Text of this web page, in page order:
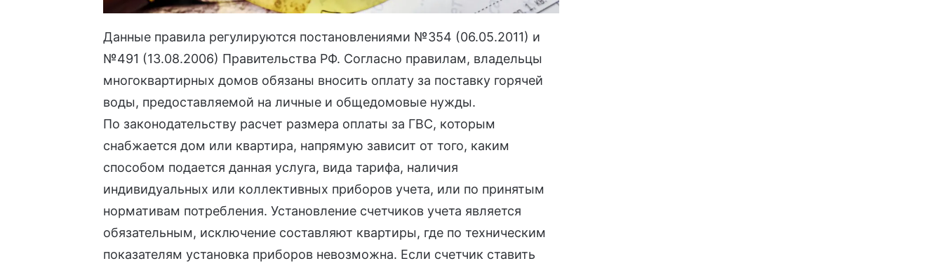
Данные правила регулируются постановлениями №354 (06.05.2011) и
№491 (13.08.2006) Правительства РФ. Согласно правилам, владельцы
многоквартирных домов обязаны вносить оплату за поставку горячей
воды, предоставляемой на личные и общедомовые нужды.
По законодательству расчет размера оплаты за ГВС, которым
снабжается дом или квартира, напрямую зависит от того, каким
способом подается данная услуга, вида тарифа, наличия
индивидуальных или коллективных приборов учета, или по принятым
нормативам потребления. Установление счетчиков учета является
обязательным, исключение составляют квартиры, где по техническим
показателям установка приборов невозможна. Если счетчик ставить